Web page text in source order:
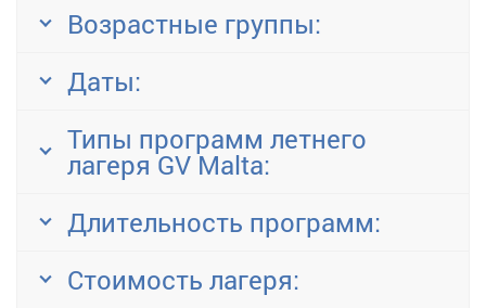
Возрастные группы:
Даты:
Типы программ летнего
лагеря GV Malta:
Длительность программ:
Стоимость лагеря: